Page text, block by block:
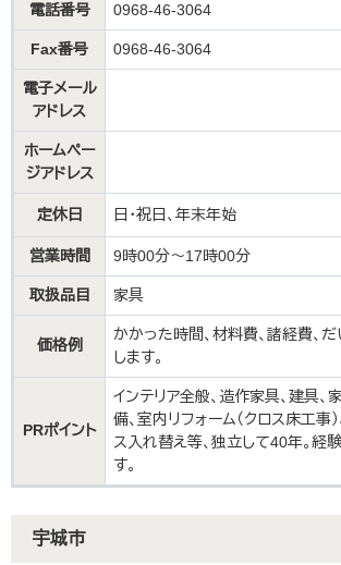
電話番号 0968-46-3064
Fax番号 0968-46-3064
電子メール
アドレス
ホームペー
ジアドレス
定休日 日・祝日、年末年始
営業時間 9時00分～17時00分
取扱品目 家具
価格例
かかった時間、材料費、諸経費、
します。
PRポイント
インテリア全般、造作家具、建具、
備、室内リフォーム（クロス床工事
ス入れ替え等、独立して40年。経
す。
宇城市